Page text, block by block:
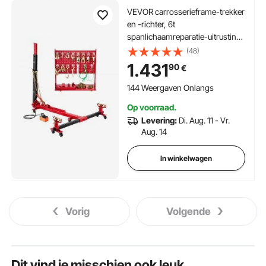
VEVOR carrosserieframe-trekker
en -richter, 6t
spanlichaamreparatie-uitrusting
met 6000 PSI hydraulische
voetpomp en draaibare kolom,
inclusief 16
richtgereedschappen, voor
(48)
1.43190€
144 Weergaven Onlangs
Op voorraad.
Levering: Di. Aug. 11 - Vr.
Aug. 14
In winkelwagen
Vorig Volgende